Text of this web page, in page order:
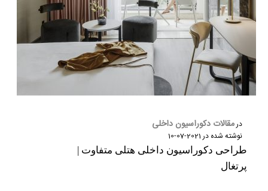
درمقالات دکوراسیون داخلی
نوشته شده در2021-07-10
طراحی دکوراسیون داخلی هتلی متفاوت |
پرتغال